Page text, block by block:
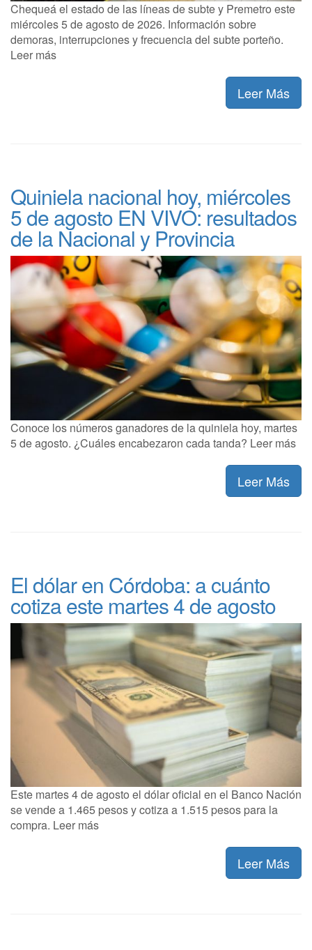
Chequeá el estado de las líneas de subte y Premetro este
miércoles 5 de agosto de 2026. Información sobre
demoras, interrupciones y frecuencia del subte porteño.
Leer más
Leer Más
Quiniela nacional hoy, miércoles
5 de agosto EN VIVO: resultados
de la Nacional y Provincia
Conoce los números ganadores de la quiniela hoy, martes
5 de agosto. ¿Cuáles encabezaron cada tanda? Leer más
Leer Más
El dólar en Córdoba: a cuánto
cotiza este martes 4 de agosto
Este martes 4 de agosto el dólar oficial en el Banco Nación
se vende a 1.465 pesos y cotiza a 1.515 pesos para la
compra. Leer más
Leer Más